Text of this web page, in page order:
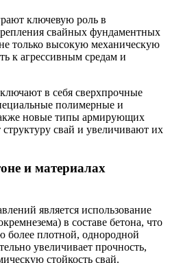
ключевую роль в
свайных фундаментных
только высокую механическую
к агрессивным средам и
в себя сверхпрочные
полимерные и
новые типы армирующих
свай и увеличивают их
и материалах
является использование
в составе бетона, что
более плотной, однородной
увеличивает прочность,
стойкость свай.